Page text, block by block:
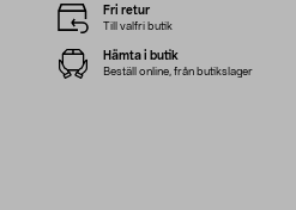
Fri retur
Till valfri butik
Hämta i butik
Beställ online, från butikslager